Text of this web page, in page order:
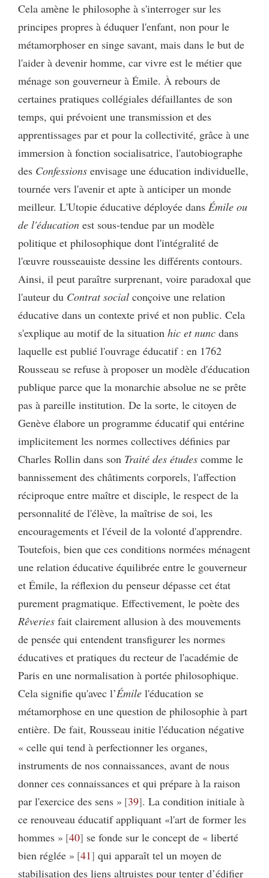
Cela amène le philosophe à s'interroger sur les
principes propres à éduquer l'enfant, non pour le
métamorphoser en singe savant, mais dans le but de
l'aider à devenir homme, car vivre est le métier que
ménage son gouverneur à Émile. À rebours de
certaines pratiques collégiales défaillantes de son
temps, qui prévoient une transmission et des
apprentissages par et pour la collectivité, grâce à une
immersion à fonction socialisatrice, l'autobiographe
des Confessions envisage une éducation individuelle,
tournée vers l'avenir et apte à anticiper un monde
meilleur. L'Utopie éducative déployée dans Émile ou
de l'éducation est sous-tendue par un modèle
politique et philosophique dont l'intégralité de
l'œuvre rousseauiste dessine les différents contours.
Ainsi, il peut paraître surprenant, voire paradoxal que
l'auteur du Contrat social conçoive une relation
éducative dans un contexte privé et non public. Cela
s'explique au motif de la situation hic et nunc dans
laquelle est publié l'ouvrage éducatif : en 1762
Rousseau se refuse à proposer un modèle d'éducation
publique parce que la monarchie absolue ne se prête
pas à pareille institution. De la sorte, le citoyen de
Genève élabore un programme éducatif qui entérine
implicitement les normes collectives définies par
Charles Rollin dans son Traité des études comme le
bannissement des châtiments corporels, l'affection
réciproque entre maître et disciple, le respect de la
personnalité de l'élève, la maîtrise de soi, les
encouragements et l'éveil de la volonté d'apprendre.
Toutefois, bien que ces conditions normées ménagent
une relation éducative équilibrée entre le gouverneur
et Émile, la réflexion du penseur dépasse cet état
purement pragmatique. Effectivement, le poète des
Rêveries fait clairement allusion à des mouvements
de pensée qui entendent transfigurer les normes
éducatives et pratiques du recteur de l'académie de
Paris en une normalisation à portée philosophique.
Cela signifie qu'avec l’Émile l'éducation se
métamorphose en une question de philosophie à part
entière. De fait, Rousseau initie l'éducation négative
« celle qui tend à perfectionner les organes,
instruments de nos connaissances, avant de nous
donner ces connaissances et qui prépare à la raison
par l'exercice des sens » 39 . La condition initiale à
ce renouveau éducatif appliquant «l'art de former les
hommes » 40 se fonde sur le concept de « liberté
bien réglée » 41 qui apparaît tel un moyen de
stabilisation des liens altruistes pour tenter d’édifier